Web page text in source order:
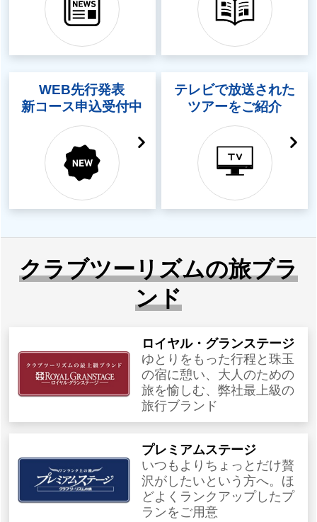
WEB先行発表
新コース申込受付中
テレビで放送された
ツアーをご紹介
クラブツーリズムの旅ブラ
ンド
ロイヤル・グランステージ
ゆとりをもった行程と珠玉
の宿に憩い、大人のための
旅を愉しむ、弊社最上級の
旅行ブランド
プレミアムステージ
いつもよりちょっとだけ贅
沢がしたいという方へ。ほ
どよくランクアップしたプ
ランをご用意